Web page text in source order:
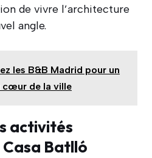
de vivre l’architecture
angle.
les B&B Madrid pour un
cœur de la ville
activités
Batlló